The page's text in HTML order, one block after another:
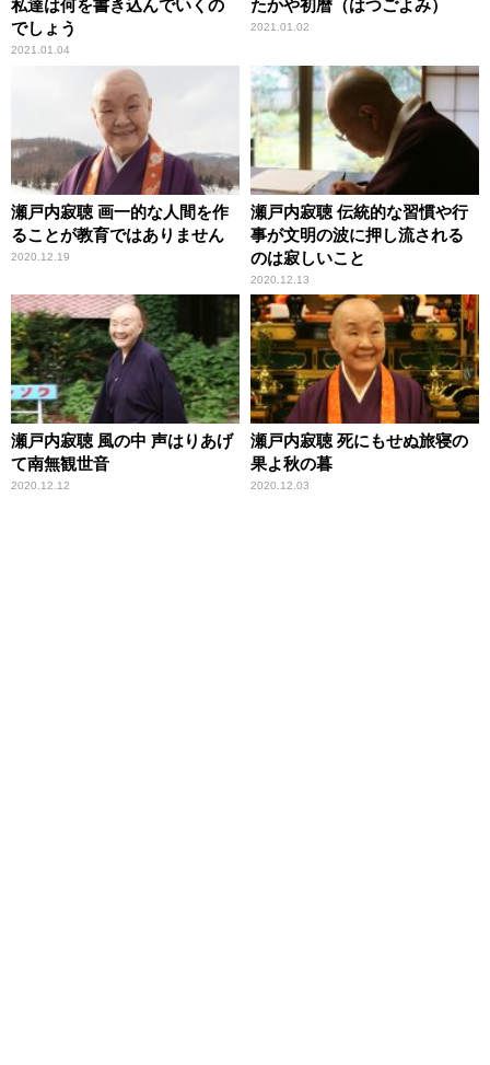
私達は何を書き込んでいくの
でしょう
2021.01.04
たかや初暦（はつごよみ）
2021.01.02
瀬戸内寂聴 画一的な人間を作
ることが教育ではありません
2020.12.19
瀬戸内寂聴 伝統的な習慣や行
事が文明の波に押し流される
のは寂しいこと
2020.12.13
瀬戸内寂聴 風の中 声はりあげ
て南無観世音
2020.12.12
瀬戸内寂聴 死にもせぬ旅寝の
果よ秋の暮
2020.12.03